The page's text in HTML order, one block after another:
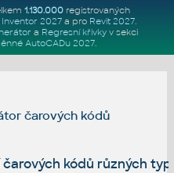
1.130.000registrovaných
Inventor 2027a pro Revit 2027.
a Regresní křivkyv sekci
AutoCADu 2027.
čarových kódů
kódů různých